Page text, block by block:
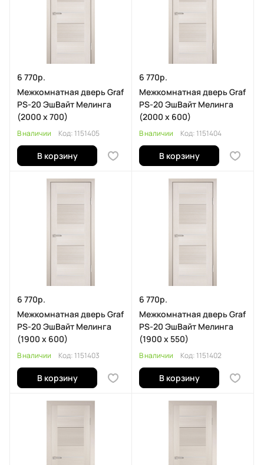
6 770р.
Межкомнатная дверь Graf
PS-20 ЭшВайт Мелинга
(2000 х 700)
В наличии Код: 1151405
В корзину
6 770р.
Межкомнатная дверь Graf
PS-20 ЭшВайт Мелинга
(2000 х 600)
В наличии Код: 1151404
В корзину
6 770р.
Межкомнатная дверь Graf
PS-20 ЭшВайт Мелинга
(1900 х 600)
В наличии Код: 1151403
В корзину
6 770р.
Межкомнатная дверь Graf
PS-20 ЭшВайт Мелинга
(1900 х 550)
В наличии Код: 1151402
В корзину